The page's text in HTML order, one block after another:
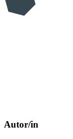
Autor/in